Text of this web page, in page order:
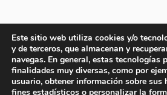
Este sitio web utiliza cookies y/o
y de terceros, que almacenan y
navegas. En general, estas tecnologías
finalidades muy diversas, como por
usuario, obtener información sobre sus
fines estadísticos o personalizar la